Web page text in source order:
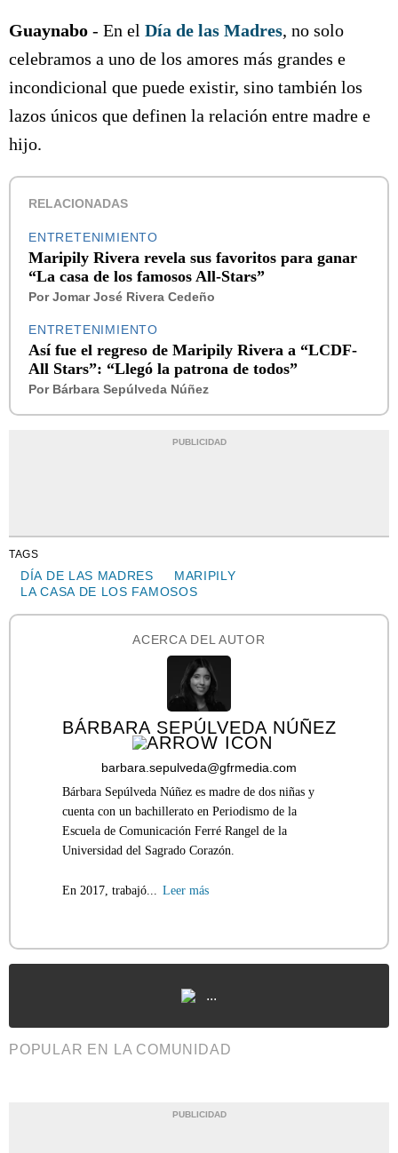
Guaynabo - En el Día de las Madres, no solo
celebramos a uno de los amores más grandes e
incondicional que puede existir, sino también los
lazos únicos que definen la relación entre madre e
hijo.
RELACIONADAS
ENTRETENIMIENTO
Maripily Rivera revela sus favoritos para ganar
“La casa de los famosos All-Stars”
Por Jomar José Rivera Cedeño
ENTRETENIMIENTO
Así fue el regreso de Maripily Rivera a “LCDF-
All Stars”: “Llegó la patrona de todos”
Por Bárbara Sepúlveda Núñez
PUBLICIDAD
TAGS
DÍA DE LAS MADRES
MARIPILY
LA CASA DE LOS FAMOSOS
ACERCA DEL AUTOR
BÁRBARA SEPÚLVEDA NÚÑEZ
barbara.sepulveda@gfrmedia.com
Bárbara Sepúlveda Núñez es madre de dos niñas y
cuenta con un bachillerato en Periodismo de la
Escuela de Comunicación Ferré Rangel de la
Universidad del Sagrado Corazón.
En 2017, trabajó... Leer más
...
POPULAR EN LA COMUNIDAD
PUBLICIDAD